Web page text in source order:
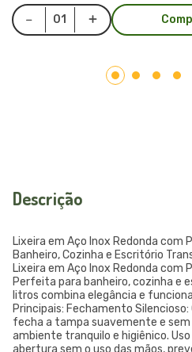
Descrição
Lixeira em Aço Inox Redonda com
Banheiro, Cozinha e Escritório
Lixeira em Aço Inox Redonda com
Perfeita para banheiro, cozinha e
litros combina elegância e
Principais: Fechamento
fecha a tampa suavemente e
ambiente tranquilo e higiênico.
abertura sem o uso das mãos,